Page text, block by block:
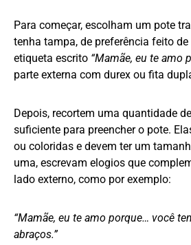
Para começar, escolham um pote
tenha tampa, de preferência feito
etiqueta escrito “Mamãe, eu te amo
parte externa com durex ou fita
Depois, recortem uma quantidade
suficiente para preencher o pote.
ou coloridas e devem ter um
uma, escrevam elogios que
lado externo, como por exemplo:
“Mamãe, eu te amo porque… você
abraços.”